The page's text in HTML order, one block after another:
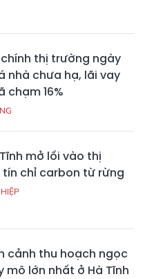
chính thị trường ngày
nhà chưa hạ, lãi vay
chạm 16%
mở lối vào thị
chỉ carbon từ rừng
cảnh thu hoạch ngọc
mô lớn nhất ở Hà Tĩnh